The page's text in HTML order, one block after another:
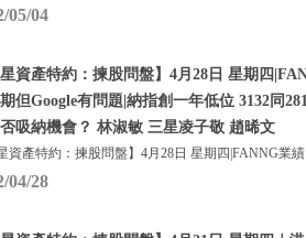
05/04
星資產特約：揀股問盤】4月28日 星期四
但Google有問題|納指創一年低位 3132同
吸納機會？ 林淑敏 三星凌子敬 趙晞文
資產特約：揀股問盤】4月28日 星期四|FANNG業績
04/28